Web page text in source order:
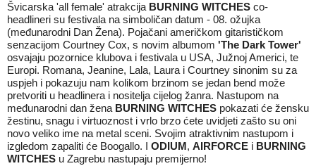
Švicarska 'all female' atrakcija BURNING WITCHES co-
headlineri su festivala na simboličan datum - 08. ožujka
(međunarodni Dan Žena). Pojačani američkom gitarističkom
senzacijom Courtney Cox, s novim albumom 'The Dark Tower'
osvajaju pozornice klubova i festivala u USA, Južnoj Americi, te
Europi. Romana, Jeanine, Lala, Laura i Courtney sinonim su za
uspjeh i pokazuju nam kolikom brzinom se jedan bend može
pretvoriti u headlinera i nositelja cijelog žanra. Nastupom na
međunarodni dan žena BURNING WITCHES pokazati će žensku
žestinu, snagu i virtuoznost i vrlo brzo ćete uvidjeti zašto su oni
novo veliko ime na metal sceni. Svojim atraktivnim nastupom i
izgledom zapaliti će Boogallo. I ODIUM, AIRFORCE i BURNING
WITCHES u Zagrebu nastupaju premijerno!